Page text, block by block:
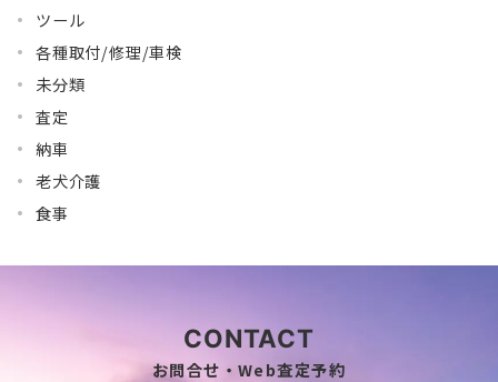
ツール
各種取付/修理/車検
未分類
査定
納車
老犬介護
食事
CONTACT
お問合せ・Web査定予約